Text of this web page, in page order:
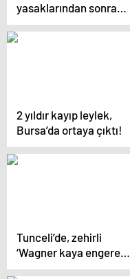
yasaklarından sonra
köpek satışları arttı
2 yıldır kayıp leylek,
Bursa’da ortaya çıktı!
Tunceli’de, zehirli
‘Wagner kaya engereği’
bulundu!